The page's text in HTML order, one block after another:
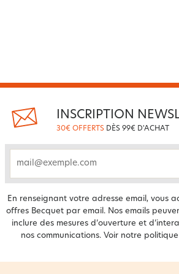
INSCRIPTION
30€ OFFERTS DÈS 99€ D'ACHAT
En renseignant votre adresse email, vous
offres Becquet par email. Nos emails
inclure des mesures d’ouverture et
nos communications. Voir notre